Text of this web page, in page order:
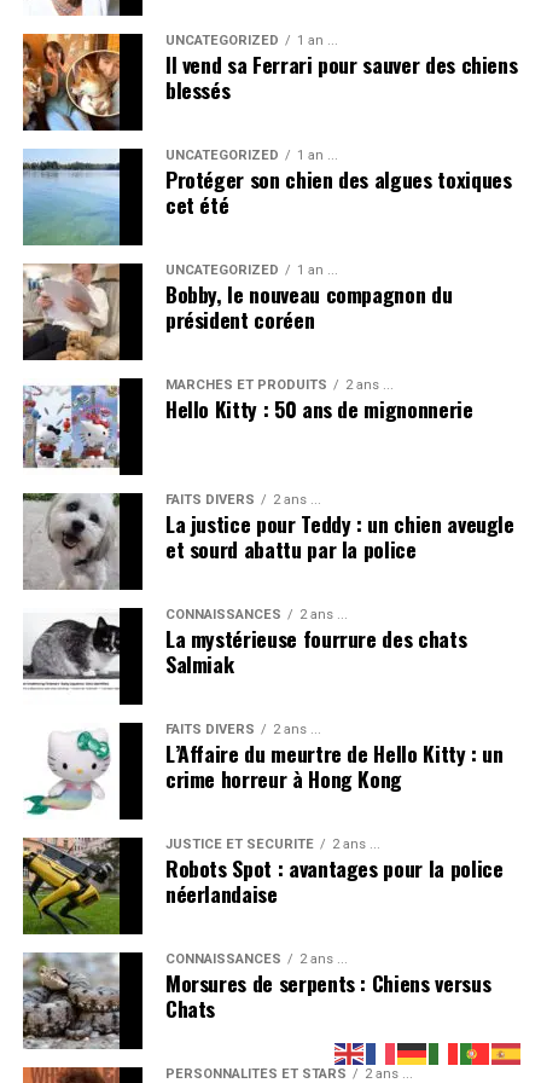
changement global dans les comportements. Protéger
les chats, comme tous les animaux, passe par plus de
respect, de vigilance et d’éducation.
Singapour montre l’exemple avec une approche mêlant
loi, prévention et compassion , un modèle qui pourrait
inspirer d’autres pays.
voir également
UNCATEGORIZED 1 an ...
Il vend sa Ferrari pour sauver des chiens
blessés
UNCATEGORIZED 1 an ...
Protéger son chien des algues toxiques
cet été
UNCATEGORIZED 1 an ...
Bobby, le nouveau compagnon du
président coréen
MARCHÉS ET PRODUITS 2 ans ...
Hello Kitty : 50 ans de mignonnerie
FAITS DIVERS 2 ans ...
La justice pour Teddy : un chien aveugle
et sourd abattu par la police
CONNAISSANCES 2 ans ...
La mystérieuse fourrure des chats
Salmiak
FAITS DIVERS 2 ans ...
L’Affaire du meurtre de Hello Kitty : un
crime horreur à Hong Kong
JUSTICE ET SÉCURITÉ 2 ans ...
Robots Spot : avantages pour la police
néerlandaise
CONNAISSANCES 2 ans ...
Morsures de serpents : Chiens versus
Chats
PERSONNALITÉS ET STARS 2 ans ...